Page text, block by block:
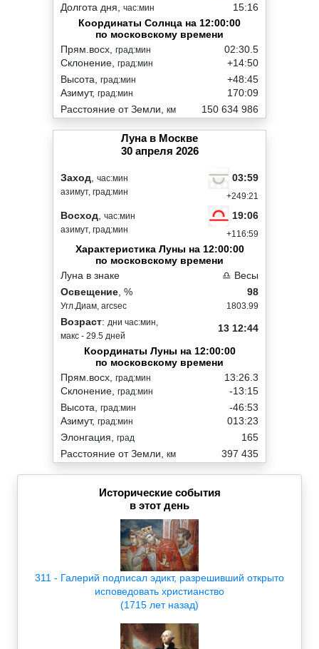
Долгота дня, час:мин
15:16
Координаты Солнца на 12:00:00
по московскому времени
Прям.восх, град:мин
Склонение, град:мин
02:30.5
+14:50
Высота, град:мин
Азимут, град:мин
+48:45
170:09
Расстояние от Земли, км 150 634 986
Луна в Москве
30 апреля 2026
Заход час:мин
азимут, град:мин
03:59
+249:21
Восход час:мин
азимут, град:мин
19:06
+116:59
Характеристика Луны на 12:00:00
по московскому времени
Луна в знаке
♎ Весы
Освещение , %
Угл.Диам, arcsec
98
1803.99
Возраст: дни час:мин,
макс - 29.5 дней
13 12:44
Координаты Луны на 12:00:00
по московскому времени
Прям.восх, град:мин
Склонение, град:мин
13:26.3
-13:15
Высота, град:мин
Азимут, град:мин
-46:53
013:23
Элонгация, град
165
Расстояние от Земли, км 397 435
Исторические события
в этот день
311 - Галерий подписал эдикт, разрешивший открыто
исповедовать христианство
(1715 лет назад)